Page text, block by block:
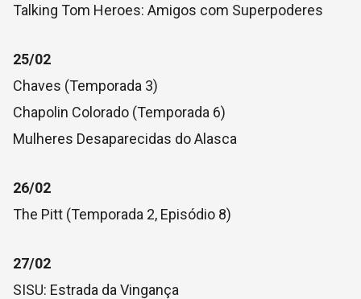
Talking Tom Heroes: Amigos com Superpoderes
25/02
Chaves (Temporada 3)
Chapolin Colorado (Temporada 6)
Mulheres Desaparecidas do Alasca
26/02
The Pitt (Temporada 2, Episódio 8)
27/02
SISU: Estrada da Vingança